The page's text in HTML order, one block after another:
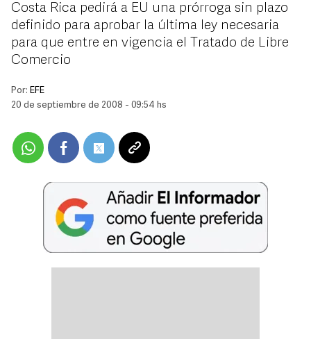
Costa Rica pedirá a EU una prórroga sin plazo
definido para aprobar la última ley necesaria
para que entre en vigencia el Tratado de Libre
Comercio
Por: EFE
20 de septiembre de 2008 - 09:54 hs